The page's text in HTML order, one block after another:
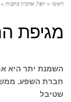
ראשי » יופי! ארכיון כתבות »
מגיפת
השמנת יתר היא
חברת השפע. ממש
שטיבל